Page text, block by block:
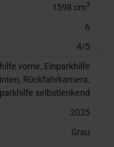
1598 cm3
6
4/5
vorne, Einparkhilfe
Rückfahrkamera,
selbstlenkend
2025
Grau